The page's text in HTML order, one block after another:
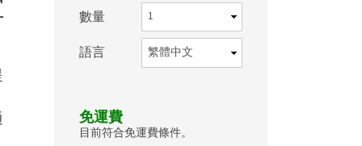
數量
語言
免運費
目前符合免運費條件。